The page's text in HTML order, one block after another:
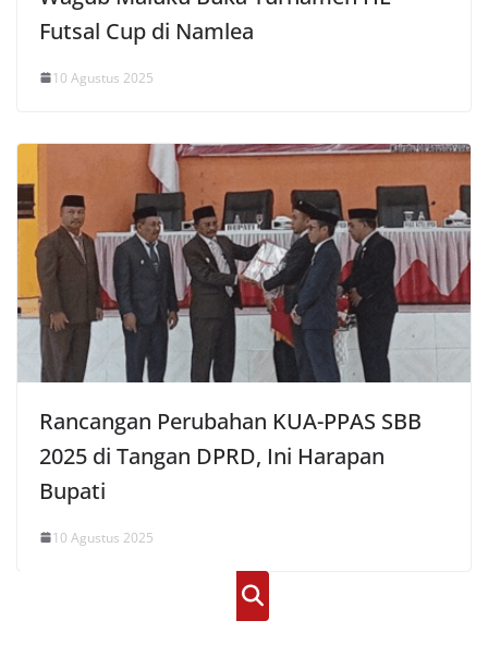
Futsal Cup di Namlea
10 Agustus 2025
Rancangan Perubahan KUA-PPAS SBB
2025 di Tangan DPRD, Ini Harapan
Bupati
10 Agustus 2025
Cari